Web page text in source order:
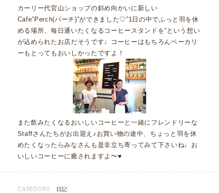
カーリー代官山ショップの斜め向かいに新しい
Cafe”Perch(パーチ)”ができました♡”1日の中でふっと羽を休
める場所、毎日通いたくなるコーヒースタンドを”という想い
が込められたお店だそうです♩コーヒーはもちろんベーカリ
ーもとってもおいしかったですよ！
また飲みたくなるおいしいコーヒーと一緒にフレンドリーな
Staffさんたちがお出迎え♪お買い物の途中、ちょっと羽を休
めたくなったらみなさんも是非立ち寄ってみて下さいね♩お
いしいコーヒーに癒されますよ〜♥
CATEGORY: 日記